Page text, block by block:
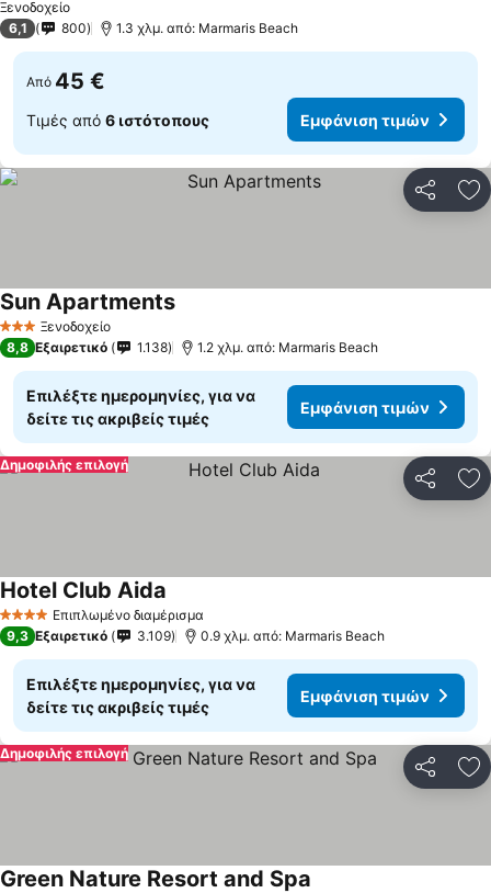
Ξενοδοχείο
6,1
800 1.3 χλμ. από: Marmaris Beach
Από 45 €
Τιμές από 6 ιστότοπους Εμφάνιση τιμών
3 ΑστέριαΞενοδοχείο
Sun Apartments
8,8 Εξαιρετικό 1.138 1.2 χλμ. από: Marmaris Beach
Επιλέξτε ημερομηνίες, για να
δείτε τις ακριβείς τιμές
Εμφάνιση τιμών
Δημοφιλής επιλογή
4 ΑστέριαΕπιπλωμένο διαμέρισμα
Hotel Club Aida
9,3 Εξαιρετικό 3.109 0.9 χλμ. από: Marmaris Beach
Επιλέξτε ημερομηνίες, για να
δείτε τις ακριβείς τιμές
Εμφάνιση τιμών
Δημοφιλής επιλογή
Green Nature Resort and Spa